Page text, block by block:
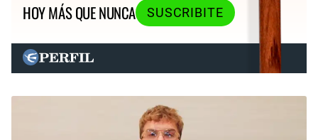
HOY MÁS QUE NUNCA
SUSCRIBITE